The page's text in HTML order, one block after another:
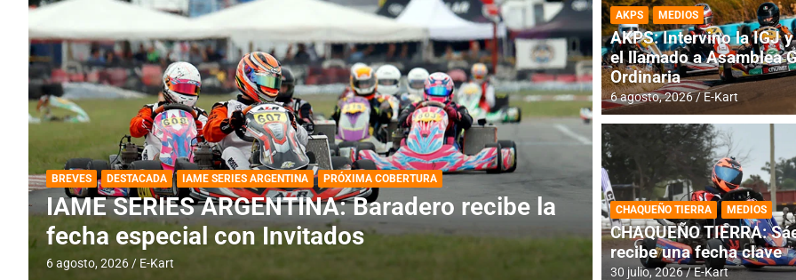
DESTACADA IAME SERIES ARGENTINA
IAME SERIES ARGENTINA: Horarios para la
fecha con Invitados
4 agosto, 2026 E-Kart
DESTACADA INFORME CENTRAL
RMC BUENOS
histórica en
4 agosto, 2026 E-Kart
AKPS MEDIOS
AKPS: Intervino la IGJ
el llamado a Asamblea
Ordinaria
6 agosto, 2026 E-Kart
CHAQUEÑO TIERRA MEDIOS
CHAQUEÑO TIERRA:
recibe una fecha clave
30 julio, 2026 E-Kart